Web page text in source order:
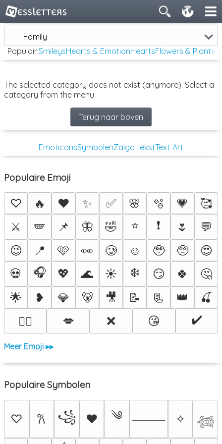
Family
Populair:SmileysHearts & EmotionHeartsFlowers & Plants
The selected category does not exist (anymore). Select a
category from the menu.
Terug naar boven
EmoticonsSymbolenZalgo tekstText Art
Populaire Emoji
♡ 🔥 ❤️ ✨ ✅ 🌸 🫧 💗
🥰
⚔️
🪽 📌 🦋 🤣 ⭐ ❗ 🌷
💬
😉
📍 🩷 👀 🥲 ☺️ 🥹 🥺
😍
💀
🎧 💖 🌊 ☀️ ❄️ 😏 🍀
🤔
🌟
❥ 💎 🐻 🎥 📝 📃 👑
🍒
❤️‍🔥
💋 ❌ 😘 ✔️
Meer Emoji ▸▸
Populaire Symbolen
♡ 𐙚 ꧁ ♥ ༄ ⸻ ✧
𓆉